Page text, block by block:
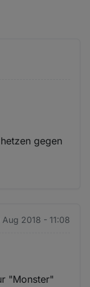
gegen
Aug 2018 - 11:08
"Monster"